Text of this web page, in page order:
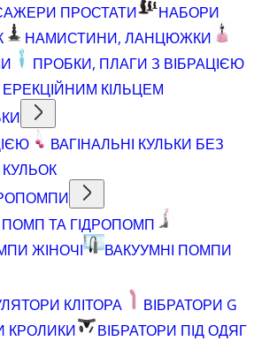
ПРОСТАТИ
НАБОРИ
НАМИСТИНИ, ЛАНЦЮЖКИ
ПРОБКИ, ПЛАГИ З ВІБРАЦІЄЮ
КІЛЬЦЕМ
ВАГІНАЛЬНІ КУЛЬКИ БЕЗ
ТА ГІДРОПОМП
ЖІНОЧІ
ВАКУУМНІ ПОМПИ
КЛІТОРА
ВІБРАТОРИ G
КРОЛИКИ
ВІБРАТОРИ ПІД ОДЯГ